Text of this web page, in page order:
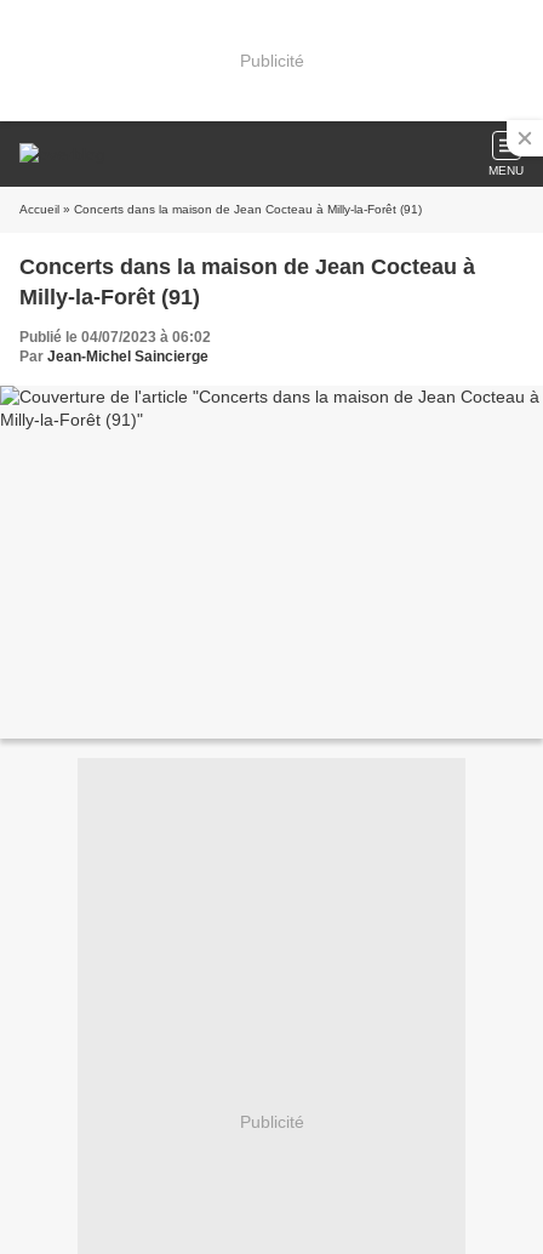
Publicité
MENU
Accueil » Concerts dans la maison de Jean Cocteau à Milly-la-Forêt (91)
Concerts dans la maison de Jean Cocteau à
Milly-la-Forêt (91)
Publié le 04/07/2023 à 06:02
Par Jean-Michel Saincierge
Publicité